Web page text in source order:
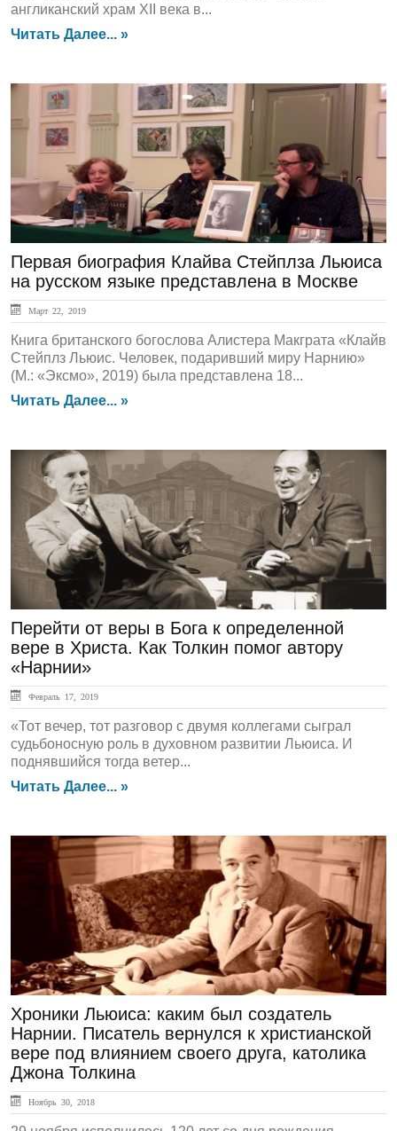
англиканский храм XII века в...
Читать Далее... »
ЛЕНТА НОВОСТЕЙ
Первая биография Клайва Стейплза Льюиса
на русском языке представлена в Москве
Март 22, 2019
Книга британского богослова Алистера Макграта «Клайв
Стейплз Льюис. Человек, подаривший миру Нарнию»
(М.: «Эксмо», 2019) была представлена 18...
Читать Далее... »
ЛЕНТА НОВОСТЕЙ
Перейти от веры в Бога к определенной
вере в Христа. Как Толкин помог автору
«Нарнии»
Февраль 17, 2019
«Тот вечер, тот разговор с двумя коллегами сыграл
судьбоносную роль в духовном развитии Льюиса. И
поднявшийся тогда ветер...
Читать Далее... »
ЛЕНТА НОВОСТЕЙ
Хроники Льюиса: каким был создатель
Нарнии. Писатель вернулся к христианской
вере под влиянием своего друга, католика
Джона Толкина
Ноябрь 30, 2018